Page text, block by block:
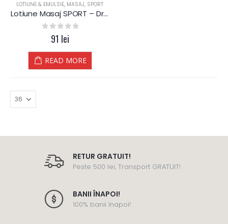
LOTIUNE & EMULSIE, MASAJ, SPORT
Lotiune Masaj SPORT – Dr.Kelen
out of 5
91 lei
READ MORE
RETUR GRATUIT!
Peste 500 lei, Transport GRATUIT!
BANII ÎNAPOI!
100% banii înapoi!